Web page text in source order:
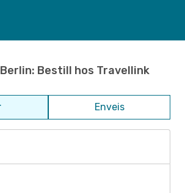
Berlin: Bestill hos Travellink
Enveis